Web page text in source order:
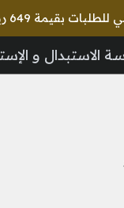
الاستبدال و